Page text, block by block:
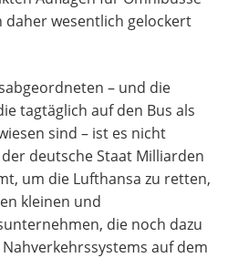
wesentlich gelockert
– und die
tagtäglich auf den Bus als
sind – ist es nicht
deutsche Staat Milliarden
um die Lufthansa zu retten,
kleinen und
die noch dazu
auf dem